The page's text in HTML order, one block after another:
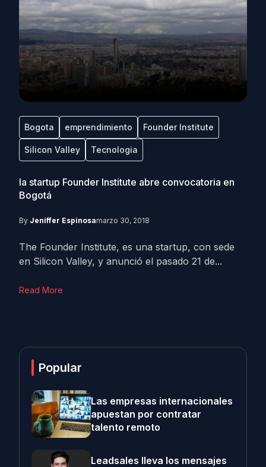
Bogota emprendimiento Founder Institute
Silicon Valley Tecnologia
la startup Founder Institute abre convocatoria en
Bogotá
By Jeniffer Espinosamarzo 30, 2018
The Founder Institute, es una startup, con sede
en Silicon Valley, y anunció el pasado 21 de...
Read More
Popular
Las empresas internacionales
apuestan por contratar
talento remoto
Leadsales lleva los mensajes